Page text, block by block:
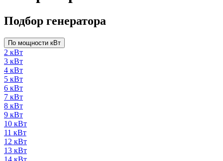
Подбор генератора
По мощности кВт
2 кВт
3 кВт
4 кВт
5 кВт
6 кВт
7 кВт
8 кВт
9 кВт
10 кВт
11 кВт
12 кВт
13 кВт
14 кВт